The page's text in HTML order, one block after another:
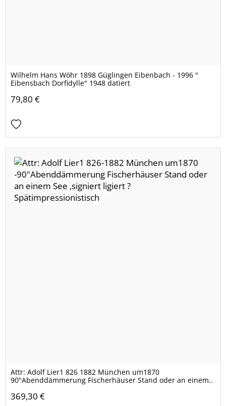
Wilhelm Hans Wöhr 1898 Güglingen Eibenbach - 1996 "
Eibensbach Dorfidylle" 1948 datiert
79,80 €
Attr: Adolf Lier1 826 1882 München um1870
90"Abenddämmerung Fischerhäuser Stand oder an einem..
369,30 €